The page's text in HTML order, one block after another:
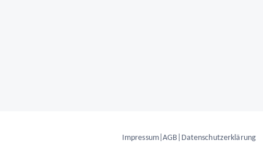
Impressum|AGB Datenschutzerklärung